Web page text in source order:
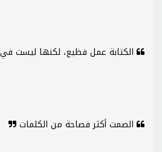
الكتابة عمل فظيع، لكنها ليست
الصمت أكثر فصاحة من الكلمات